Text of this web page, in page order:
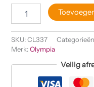
SKU:CL337
Merk:Olympia
Veilig